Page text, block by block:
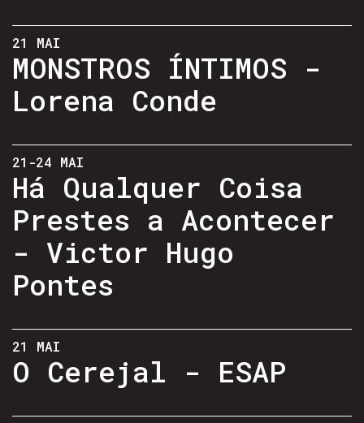
21 MAI
MONSTROS ÍNTIMOS -
Lorena Conde
21-24 MAI
Há Qualquer Coisa
Prestes a Acontecer
- Victor Hugo
Pontes
21 MAI
O Cerejal - ESAP